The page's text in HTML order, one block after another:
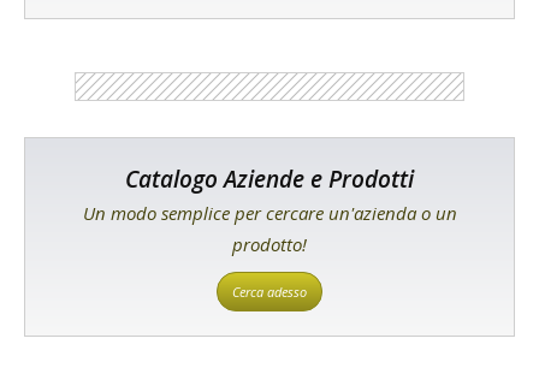
Catalogo Aziende e Prodotti
Un modo semplice per cercare un'azienda o un
prodotto!
Cerca adesso